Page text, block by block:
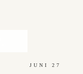
JUNI 27